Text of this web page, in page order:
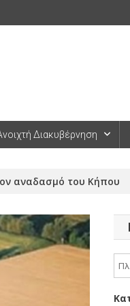
Διακυβέρνηση
αναδασμό του Κήπου